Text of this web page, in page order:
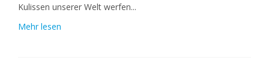
Kulissen unserer Welt werfen...
Mehr lesen